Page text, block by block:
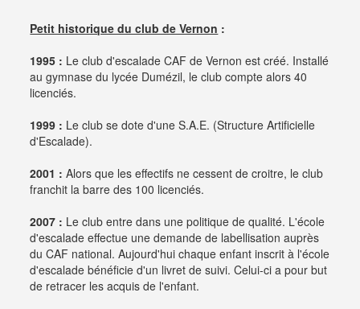
Petit historique du club de Vernon :
1995 : Le club d'escalade CAF de Vernon est créé. Installé
au gymnase du lycée Dumézil, le club compte alors 40
licenciés.
1999 : Le club se dote d'une S.A.E. (Structure Artificielle
d'Escalade).
2001 :Alors que les effectifs ne cessent de croitre, le club
franchit la barre des 100 licenciés.
2007 : Le club entre dans une politique de qualité. L'école
d'escalade effectue une demande de labellisation auprès
du CAF national. Aujourd'hui chaque enfant inscrit à l'école
d'escalade bénéficie d'un livret de suivi. Celui-ci a pour but
de retracer les acquis de l'enfant.